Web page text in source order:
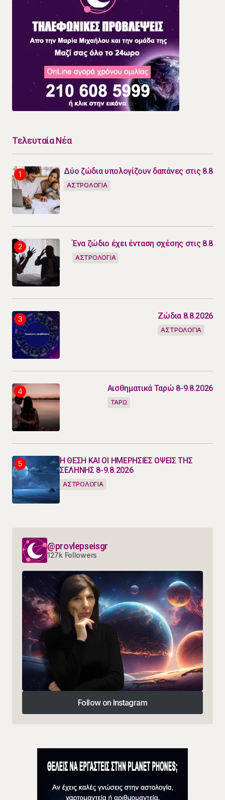
Τελευταία Νέα
Δύο ζώδια υπολογίζουν δαπάνες στις 8.8
ΑΣΤΡΟΛΟΓΙΑ
Ένα ζώδιο έχει ένταση σχέσης στις 8.8
ΑΣΤΡΟΛΟΓΙΑ
Ζώδια 8.8.2026
ΑΣΤΡΟΛΟΓΙΑ
Αισθηματικά Ταρώ 8-9.8.2026
ΤΑΡΩ
Η ΘΕΣΗ ΚΑΙ ΟΙ ΗΜΕΡΗΣΙΕΣ ΟΨΕΙΣ ΤΗΣ
ΣΕΛΗΝΗΣ 8-9.8.2026
ΑΣΤΡΟΛΟΓΙΑ
@provlepseisgr
127k Followers
Follow on Instagram
Follow on Instagram